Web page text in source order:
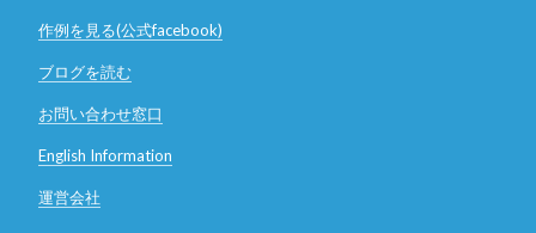
作例を見る(公式facebook)
ブログを読む
お問い合わせ窓口
English Information
運営会社